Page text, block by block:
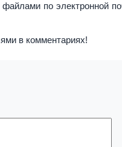
по электронной
в комментариях!